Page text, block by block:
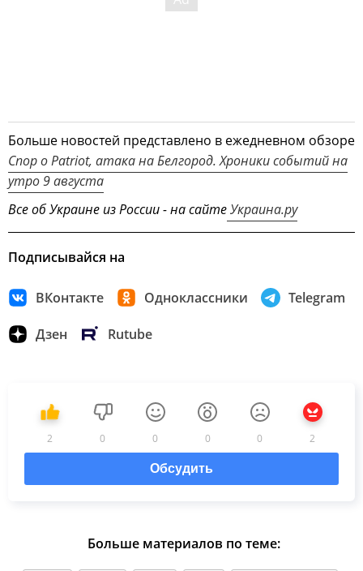
Больше новостей представлено в ежедневном обзоре
Спор о Patriot, атака на Белгород. Хроники событий на
утро 9 августа
Все об Украине из России - на сайтеУкраина.ру
Подписывайся на
ВКонтакте Одноклассники Telegram
Дзен Rutube
2 0 0 0 0 2
Обсудить
Больше материалов по теме: